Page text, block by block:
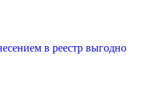
в реестр выгодно